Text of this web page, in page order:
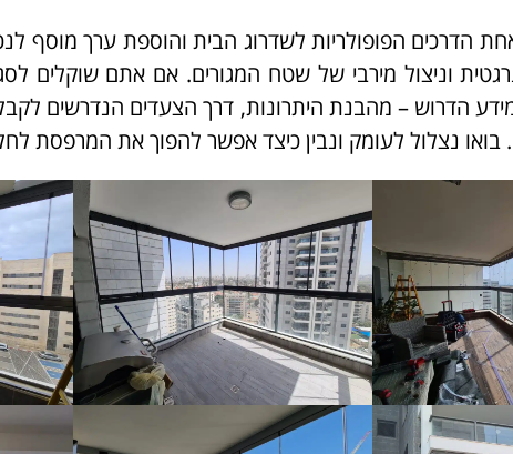
הדרכים הפופולריות לשדרוג הבית והוספת ערך מוסף
וניצול מירבי של שטח המגורים. אם אתם שוקלים
הדרוש – מהבנת היתרונות, דרך הצעדים הנדרשים
נצלול לעומק ונבין כיצד אפשר להפוך את המרפסת